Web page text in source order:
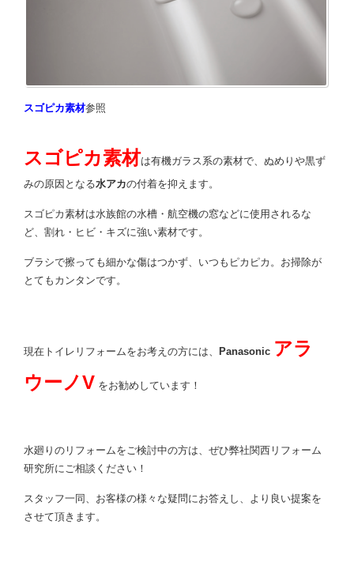
スゴピカ素材参照
スゴピカ素材は有機ガラス系の素材で、ぬめりや黒ず
みの原因となる水アカの付着を抑えます。
スゴピカ素材は水族館の水槽・航空機の窓などに使用されるな
ど、割れ・ヒビ・キズに強い素材です。
ブラシで擦っても細かな傷はつかず、いつもピカピカ。お掃除が
とてもカンタンです。
現在トイレリフォームをお考えの方には、 Panasonic アラ
ウーノV をお勧めしています！
水廻りのリフォームをご検討中の方は、ぜひ弊社関西リフォーム
研究所にご相談ください！
スタッフ一同、お客様の様々な疑問にお答えし、より良い提案を
させて頂きます。